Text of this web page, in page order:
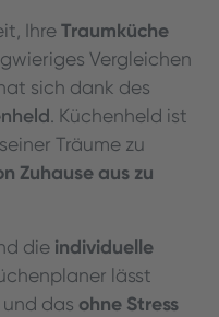
IhreTraumküche
Vergleichen
sich dank des
. Küchenheld ist
Träume zu
Zuhause aus zu
die individuelle
lässt
das ohne Stress